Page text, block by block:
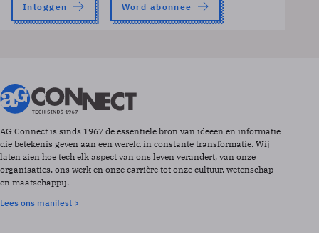
Inloggen Word abonnee
AG Connect is sinds 1967 de essentiële bron van ideeën en informatie
die betekenis geven aan een wereld in constante transformatie. Wij
laten zien hoe tech elk aspect van ons leven verandert, van onze
organisaties, ons werk en onze carrière tot onze cultuur, wetenschap
en maatschappij.
Lees ons manifest >